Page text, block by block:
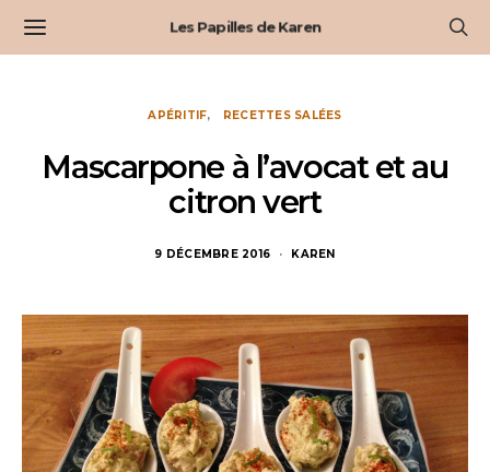
Les Papilles de Karen
APÉRITIF RECETTES SALÉES
Mascarpone à l’avocat et au
citron vert
9 DÉCEMBRE 2016 KAREN